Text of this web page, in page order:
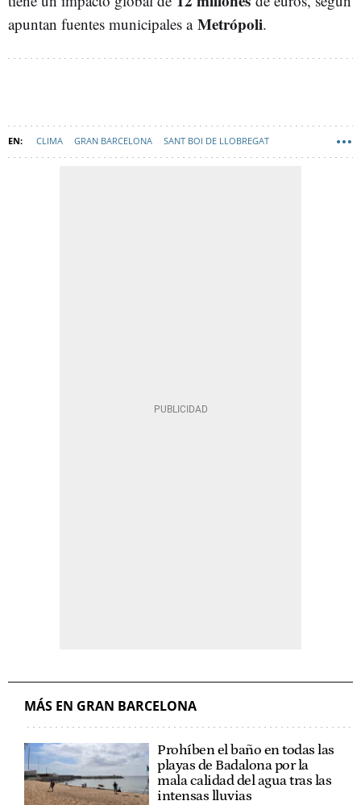
apuntan fuentes municipales a Metrópoli.
CLIMA GRAN BARCELONA SANT BOI DE LLOBREGAT
MÁS EN GRAN BARCELONA
Prohíben el baño en todas las
playas de Badalona por la
mala calidad del agua tras las
intensas lluvias